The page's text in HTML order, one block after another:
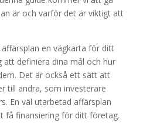
är och varför det är viktigt att
en vägkarta för ditt
definiera dina mål och hur
Det är också ett sätt att
till andra, som investerare
En väl utarbetad affärsplan
få finansiering för ditt företag.